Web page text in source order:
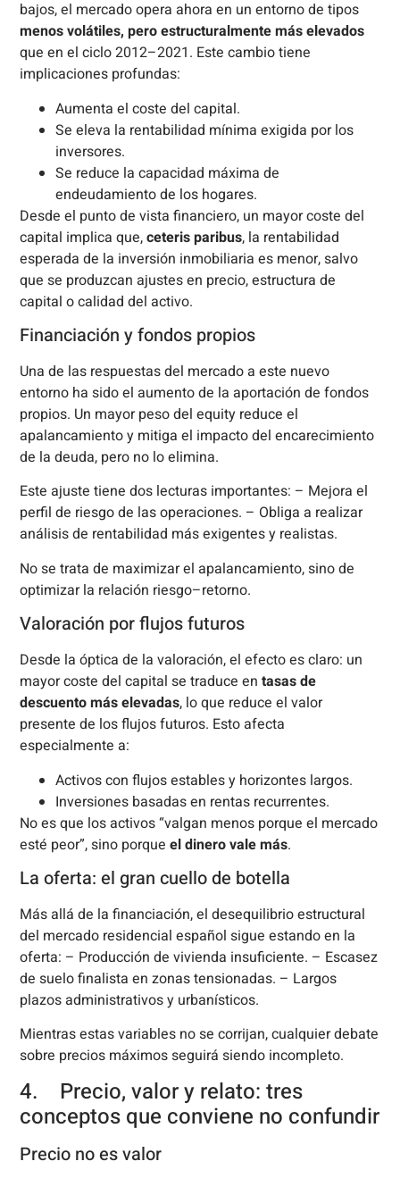
bajos, el mercado opera ahora en un entorno de tipos
menos volátiles, pero estructuralmente más elevados
que en el ciclo 2012–2021. Este cambio tiene
implicaciones profundas:
Aumenta el coste del capital.
Se eleva la rentabilidad mínima exigida por los
inversores.
Se reduce la capacidad máxima de
endeudamiento de los hogares.
Desde el punto de vista financiero, un mayor coste del
capital implica que,ceteris paribus, la rentabilidad
esperada de la inversión inmobiliaria es menor, salvo
que se produzcan ajustes en precio, estructura de
capital o calidad del activo.
Financiación y fondos propios
Una de las respuestas del mercado a este nuevo
entorno ha sido el aumento de la aportación de fondos
propios. Un mayor peso del equity reduce el
apalancamiento y mitiga el impacto del encarecimiento
de la deuda, pero no lo elimina.
Este ajuste tiene dos lecturas importantes: – Mejora el
perfil de riesgo de las operaciones. – Obliga a realizar
análisis de rentabilidad más exigentes y realistas.
No se trata de maximizar el apalancamiento, sino de
optimizar la relación riesgo–retorno.
Valoración por flujos futuros
Desde la óptica de la valoración, el efecto es claro: un
mayor coste del capital se traduce entasas de
descuento más elevadas, lo que reduce el valor
presente de los flujos futuros. Esto afecta
especialmente a:
Activos con flujos estables y horizontes largos.
Inversiones basadas en rentas recurrentes.
No es que los activos “valgan menos porque el mercado
esté peor”, sino porqueel dinero vale más.
La oferta: el gran cuello de botella
Más allá de la financiación, el desequilibrio estructural
del mercado residencial español sigue estando en la
oferta: – Producción de vivienda insuficiente. – Escasez
de suelo finalista en zonas tensionadas. – Largos
plazos administrativos y urbanísticos.
Mientras estas variables no se corrijan, cualquier debate
sobre precios máximos seguirá siendo incompleto.
4. Precio, valor y relato: tres
conceptos que conviene no confundir
Precio no es valor